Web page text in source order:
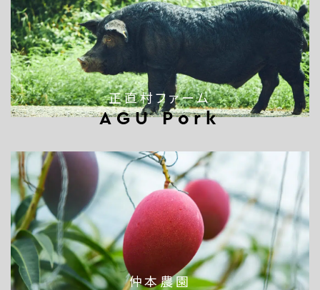
正直村ファーム
AGU Pork
仲本農園